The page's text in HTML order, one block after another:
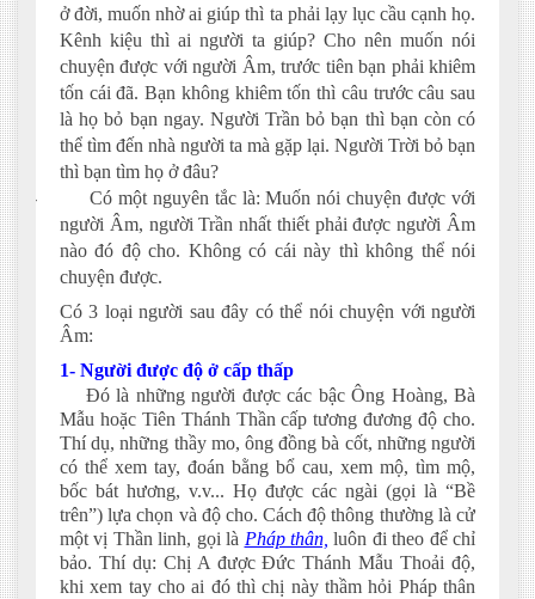
ở đời, muốn nhờ ai giúp thì ta phải lạy lục cầu cạnh họ.
Kênh kiệu thì ai người ta giúp? Cho nên muốn nói
chuyện được với người Âm, trước tiên bạn phải khiêm
tốn cái đã. Bạn không khiêm tốn thì câu trước câu sau
là họ bỏ bạn ngay. Người Trần bỏ bạn thì bạn còn có
thể tìm đến nhà người ta mà gặp lại. Người Trời bỏ bạn
thì bạn tìm họ ở đâu?
-
Có một nguyên tắc là: Muốn nói chuyện được với
người Âm, người Trần nhất thiết phải được người Âm
nào đó độ cho. Không có cái này thì không thể nói
chuyện được.
Có 3 loại người sau đây có thể nói chuyện với người
Âm:
1- Người được độ ở cấp thấp
Đó là những người được các bậc Ông Hoàng, Bà
Mẫu hoặc Tiên Thánh Thần cấp tương đương độ cho.
Thí dụ, những thầy mo, ông đồng bà cốt, những người
có thể xem tay, đoán bằng bổ cau, xem mộ, tìm mộ,
bốc bát hương, v.v... Họ được các ngài (gọi là “Bề
trên”) lựa chọn và độ cho. Cách độ thông thường là cử
một vị Thần linh, gọi là Pháp thân, luôn đi theo để chỉ
bảo. Thí dụ: Chị A được Đức Thánh Mẫu Thoải độ,
khi xem tay cho ai đó thì chị này thầm hỏi Pháp thân